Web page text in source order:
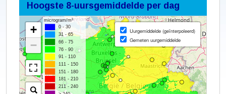
Hoogste 8-uursgemiddelde per dag